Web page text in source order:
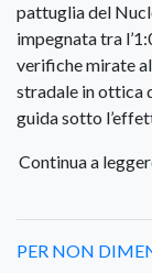
pattuglia del
impegnata tra
verifiche mirate
stradale in ottica
guida sotto
Continua a
PER NON